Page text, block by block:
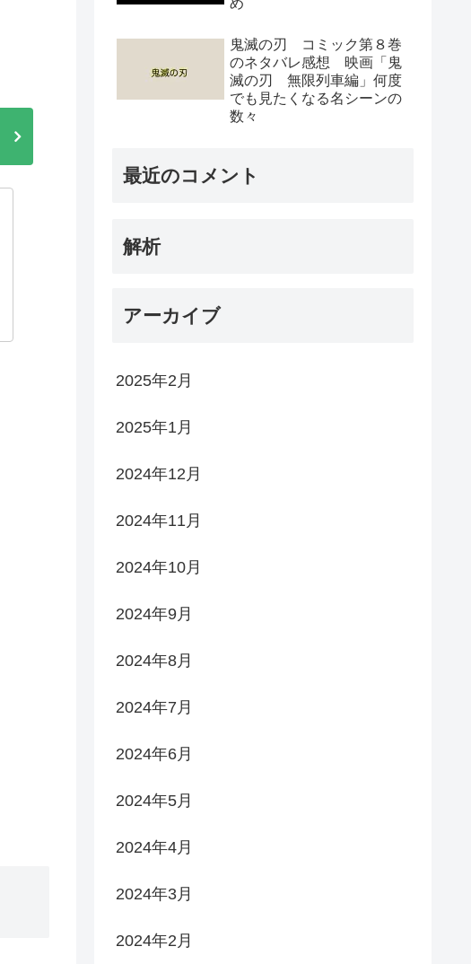
鬼滅の刃 コミック第８巻
のネタバレ感想 映画「鬼
滅の刃 無限列車編」何度
でも見たくなる名シーンの
数々
最近のコメント
解析
アーカイブ
2025年2月
2025年1月
2024年12月
2024年11月
2024年10月
2024年9月
2024年8月
2024年7月
2024年6月
2024年5月
2024年4月
2024年3月
2024年2月